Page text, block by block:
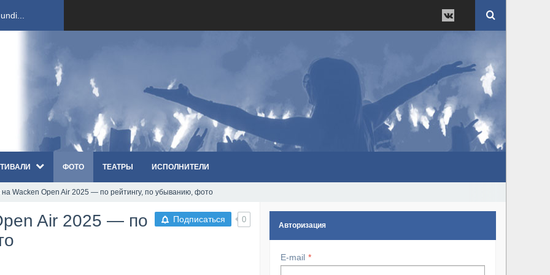
ко...
«Th...
«...
ФОТО ТЕАТРЫ ИСПОЛНИТЕЛИ
Wacken Open Air 2025 — по рейтингу, по убыванию, фото
Подписаться 0
Air 2025 — по
Авторизация
E-mail